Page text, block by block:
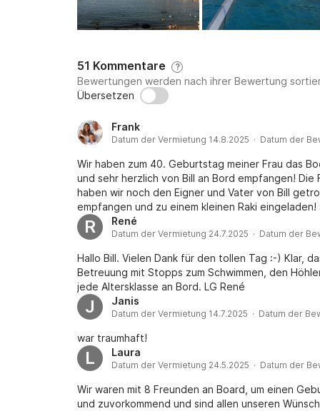
51 Kommentare ?
Bewertungen werden nach ihrer Bewertung
Übersetzen
Frank
Datum der Vermietung 14.8.2025 · Datum der
Wir haben zum 40. Geburtstag meiner Frau das
und sehr herzlich von Bill an Bord empfangen!
haben wir noch den Eigner und Vater von Bill
empfangen und zu einem kleinen Raki
gekümmert! Sogar eine leckere Geburtstags
haben wir uns sehr gefreut! Das Boot ist schon
R René
Datum der Vermietung 24.7.2025 · Datum der
Hallo Bill. Vielen Dank für den tollen Tag :-) Klar,
Betreuung mit Stopps zum Schwimmen, den
jede Altersklasse an Bord. LG René
J Janis
Datum der Vermietung 14.7.2025 · Datum der
war traumhaft!
L Laura
Datum der Vermietung 24.5.2025 · Datum der
Wir waren mit 8 Freunden an Board, um einen
und zuvorkommend und sind allen unseren